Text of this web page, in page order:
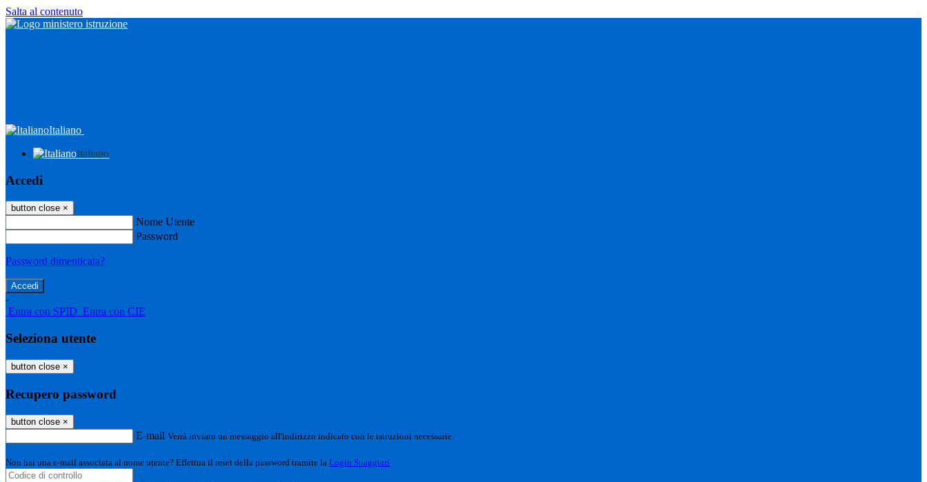
Salta al contenuto
Italiano
Italiano
Accedi
button close ×
Nome Utente
Password
Password dimenticata?
-
Entra con SPID Entra con CIE
Seleziona utente
button close ×
Recupero password
button close ×
E-mail Verrà inviato un messaggio all'indirizzo indicato con le istruzioni necessarie.
Non hai una e-mail associata al nome utente? Effettua il reset della password tramite la Login Spaggiari